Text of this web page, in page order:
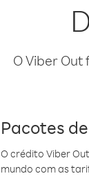
O Viber
Pacotes
O crédito Viber
mundo com as